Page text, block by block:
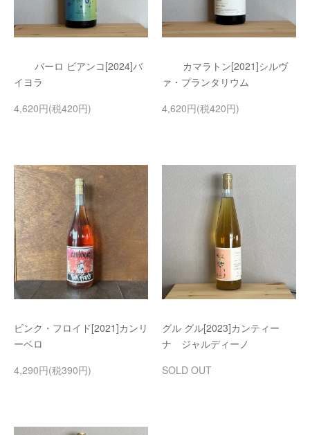
バーロ ビアンコ[2024]バ
イヨラ
4,620円(税420円)
カマラトン[2021]シルヴ
ァ・プランタリウム
4,620円(税420円)
ピンク・フロイド[2021]カンリ
ーベロ
4,290円(税390円)
グル グル[2023]カンティー
ナ ジャルディーノ
SOLD OUT